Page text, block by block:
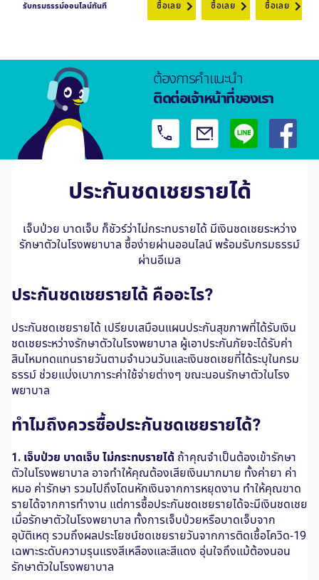
ประกันชดเชยรายได้
เจ็บป่วย บาดเจ็บ ก็ชัวร์ว่าไม่กระทบรายได้ มีเงินชดเชยระหว่าง
รักษาตัวในโรงพยาบาล ซื้อง่ายผ่านออนไลน์ พร้อมรับกรมธรรม์
ผ่านอีเมล
ประกันชดเชยรายได้ คืออะไร?
ประกันชดเชยรายได้ เปรียบเสมือนแผนประกันสุขภาพที่ได้รับเงิน
ชดเชยระหว่างรักษาตัวในโรงพยาบาล ผู้เอาประกันภัยจะได้รับค่า
สินไหมทดแทนรายวันตามจำนวนวันและเงินชดเชยที่ได้ระบุในกรม
ธรรม์ ช่วยแบ่งเบาภาระค่าใช้จ่ายต่างๆ ขณะนอนรักษาตัวในโรง
พยาบาล
ทำไมถึงควรซื้อประกันชดเชยรายได้?
1. เจ็บป่วย บาดเจ็บ ไม่กระทบรายได้ ถ้าคุณจำเป็นต้องเข้ารักษา
ตัวในโรงพยาบาล อาจทำให้คุณต้องเสียเงินมากมาย ทั้งค่ายา ค่า
หมอ ค่ารักษา รวมไปถึงโดนหักเงินจากการหยุดงาน ทำให้คุณขาด
รายได้จากการทำงาน แต่การซื้อประกันชดเชยรายได้จะมีเงินชดเชย
เมื่อรักษาตัวในโรงพยาบาล ทั้งการเจ็บป่วยหรือบาดเจ็บจาก
อุบัติเหตุ รวมถึงผลประโยชน์ชดเชยรายวันจากการติดเชื้อโควิด-19
เฉพาะระดับความรุนแรงสีเหลืองและสีแดง อุ่นใจถึงแม้ต้องนอน
รักษาตัวในโรงพยาบาล